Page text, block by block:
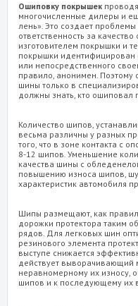
Ошиповку покрышек
многочисленные дилеры и
лень». Это создает проблемы
ответственность за
изготовителем покрышки и
покрышки идентифицирован
или непосредственного
правило, анонимен. Поэтому
шины только в
должны знать, кто ошиповал
Количество шипов,
весьма различны у разных
того, что в зоне контакта с
8-12 шипов. Уменьшение
качества шины с
повышению износа шипов,
характеристик автомобиля
Шипы размещают, как
дорожки протектора таким
рядов. Для легковых шин
резинового элемента
выступе снижается
действует выворачивающий
неравномерному их износу,
шипов и к последующему их